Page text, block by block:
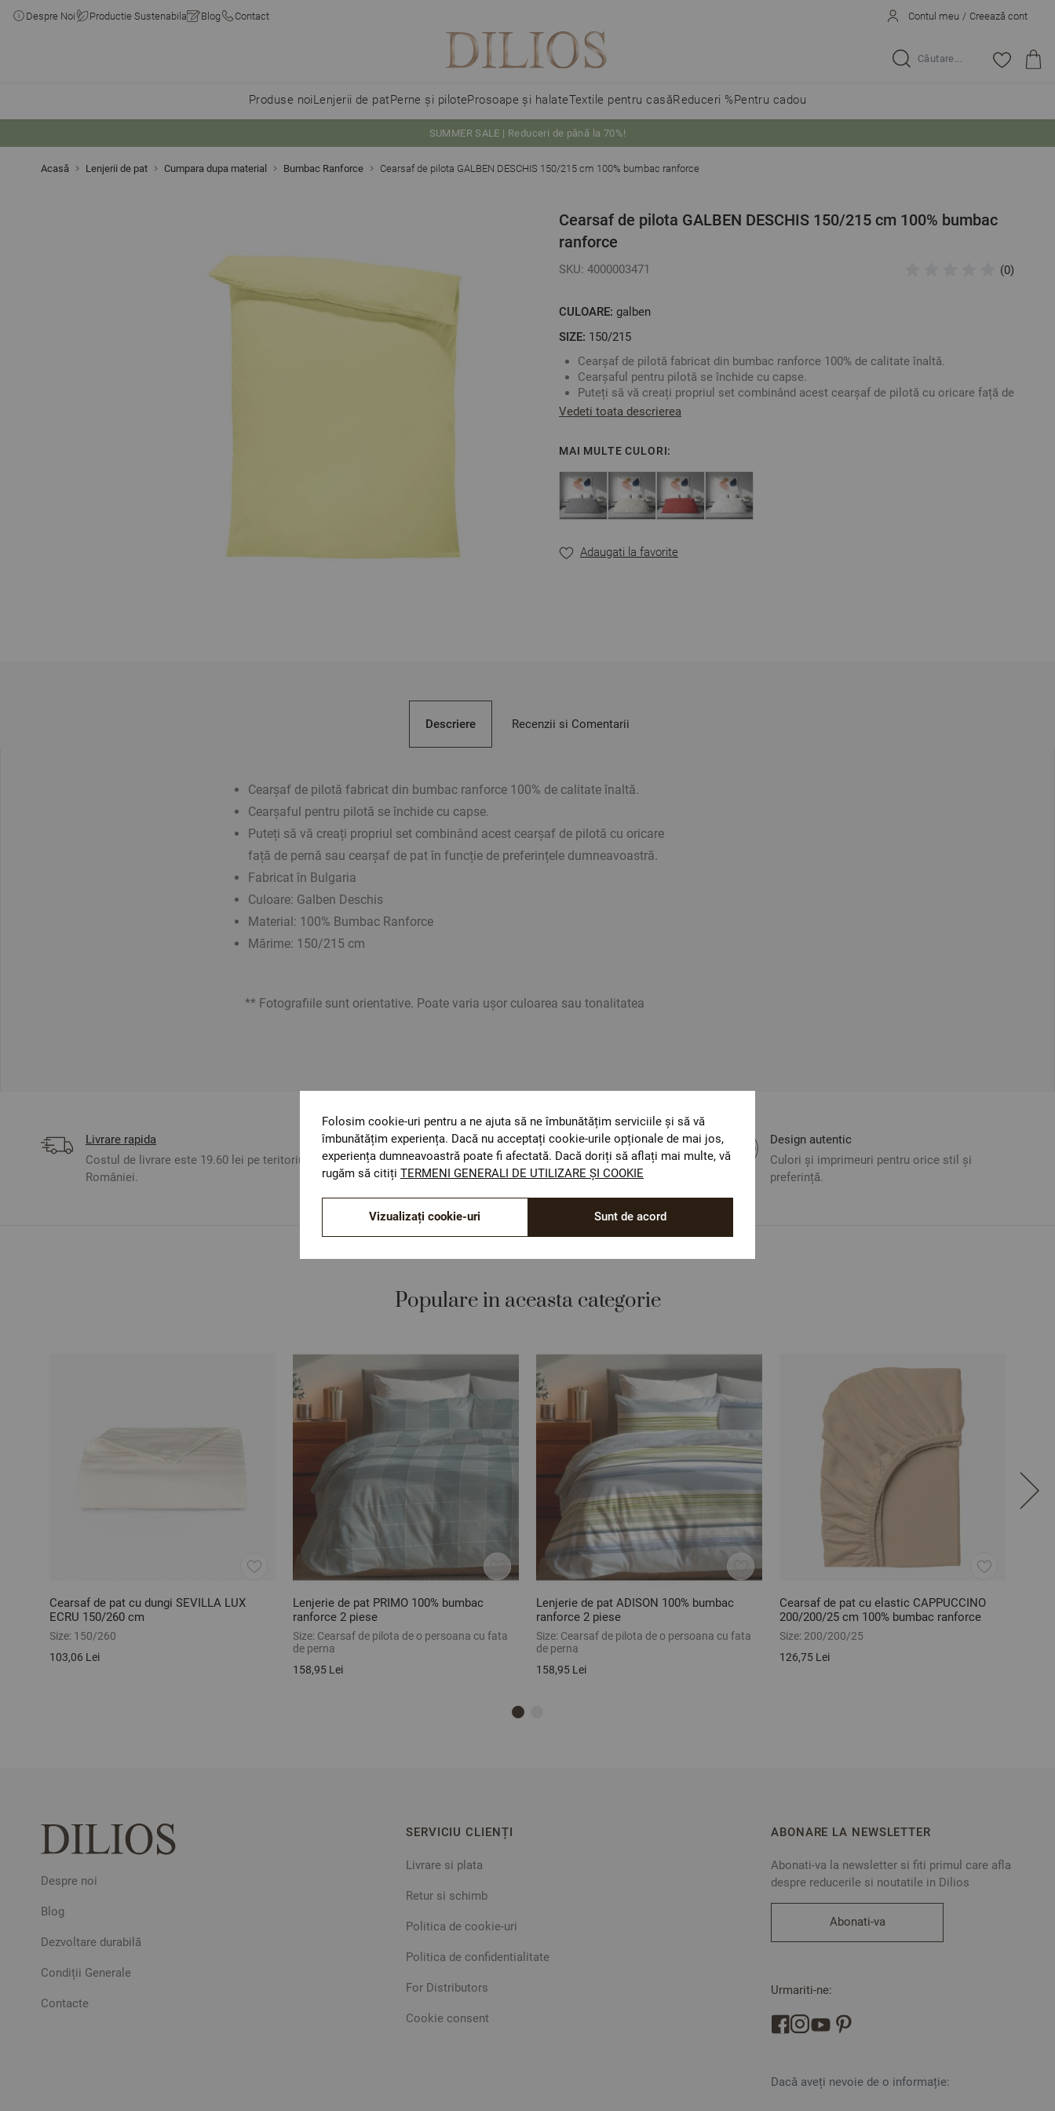
Despre Noi Productie Sustenabila Blog Contact Contul meu / Creează cont
Caută...
Produse noiLenjerii de patPerne și piloteProsoape și halateTextile pentru casăReduceri %Pentru cadou
SUMMER SALE | Reduceri de până la 70%!
Acasă Lenjerii de pat Cumpara dupa material Bumbac Ranforce Cearsaf de pilota GALBEN DESCHIS 150/215 cm 100% bumbac ranforce
Cearsaf de pilota GALBEN DESCHIS 150/215 cm 100% bumbac
ranforce
SKU: 4000003471 (0)
CULOARE: galben
SIZE: 150/215
Cearșaf de pilotă fabricat din bumbac ranforce 100% de calitate înaltă.
Cearșaful pentru pilotă se închide cu capse.
Puteți să vă creați propriul set combinând acest cearșaf de pilotă cu oricare față de
pernă sau cearșaf de pat în funcție de preferințele dumneavoastră.
Material: 100% Bumbac Ranforce
Mărime: 150/215 cm
** Fotografiile sunt orientative. Poate varia ușor culoarea sau tonalitatea
Vedeti toata descrierea
MAI MULTE CULORI:
Adaugati la favorite
Descriere
Cearșaf de pilotă fabricat din bumbac ranforce 100% de calitate înaltă.
Cearșaful pentru pilotă se închide cu capse.
Puteți să vă creați propriul set combinând acest cearșaf de pilotă cu oricare
față de pernă sau cearșaf de pat în funcție de preferințele dumneavoastră.
Fabricat în Bulgaria
Culoare: Galben Deschis
Material: 100% Bumbac Ranforce
Mărime: 150/215 cm
** Fotografiile sunt orientative. Poate varia ușor culoarea sau tonalitatea
Recenzii si Comentarii
Livrare rapida
Costul de livrare este 19.60 lei pe teritoriul
României.
ОЕКО-ТЕX STANDARD 100
Materiale textile care sunt sigure pentru sănătatea
dumneavoastră.
Design autentic
Culori și imprimeuri pentru orice stil și
preferință.
Populare in aceasta categorie
Cearsaf de pat cu dungi SEVILLA LUX
ECRU 150/260 cm
Size: 150/260
103,06 Lei
Lenjerie de pat PRIMO 100% bumbac
ranforce 2 piese
Size: Cearsaf de pilota de o persoana cu fata
de perna
158,95 Lei
Lenjerie de pat ADISON 100% bumbac
ranforce 2 piese
Size: Cearsaf de pilota de o persoana cu fata
de perna
158,95 Lei
Cearsaf de pat cu elastic CAPPUCCINO
200/200/25 cm 100% bumbac ranforce
Size: 200/200/25
126,75 Lei
Despre noi
Blog
Dezvoltare durabilă
Condiții Generale
Contacte
SERVICIU CLIENȚI
Livrare si plata
Retur si schimb
Politica de cookie-uri
Politica de confidentialitate
For Distributors
Cookie consent
ABONARE LA NEWSLETTER
Abonati-va la newsletter si fiti primul care afla
despre reducerile si noutatile in Dilios
Abonati-va
Urmariti-ne:
Dacă aveți nevoie de o informație:
Folosim cookie-uri pentru a ne ajuta să ne îmbunătățim serviciile și să vă
îmbunătățim experiența. Dacă nu acceptați cookie-urile opționale de mai jos,
experiența dumneavoastră poate fi afectată. Dacă doriți să aflați mai multe, vă
rugăm să citiți TERMENI GENERALI DE UTILIZARE ȘI COOKIE
Sunt de acord
Vizualizați cookie-uri